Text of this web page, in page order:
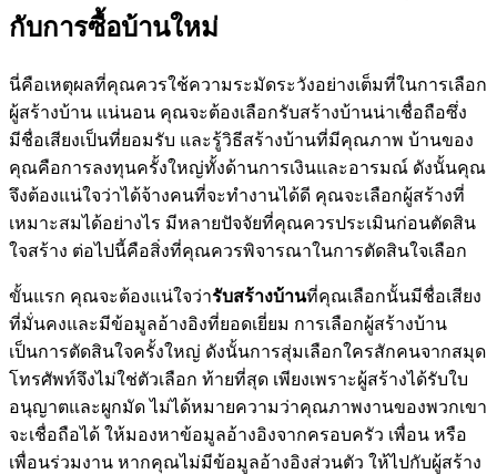
กับการซื้อบ้านใหม่
นี่คือเหตุผลที่คุณควรใช้ความระมัดระวังอย่างเต็มที่ในการเลือก
ผู้สร้างบ้าน แน่นอน คุณจะต้องเลือกรับสร้างบ้านน่าเชื่อถือซึ่ง
มีชื่อเสียงเป็นที่ยอมรับ และรู้วิธีสร้างบ้านที่มีคุณภาพ บ้านของ
คุณคือการลงทุนครั้งใหญ่ทั้งด้านการเงินและอารมณ์ ดังนั้นคุณ
จึงต้องแน่ใจว่าได้จ้างคนที่จะทำงานได้ดี คุณจะเลือกผู้สร้างที่
เหมาะสมได้อย่างไร มีหลายปัจจัยที่คุณควรประเมินก่อนตัดสิน
ใจสร้าง ต่อไปนี้คือสิ่งที่คุณควรพิจารณาในการตัดสินใจเลือก
ขั้นแรก คุณจะต้องแน่ใจว่ารับสร้างบ้านที่คุณเลือกนั้นมีชื่อเสียง
ที่มั่นคงและมีข้อมูลอ้างอิงที่ยอดเยี่ยม การเลือกผู้สร้างบ้าน
เป็นการตัดสินใจครั้งใหญ่ ดังนั้นการสุ่มเลือกใครสักคนจากสมุด
โทรศัพท์จึงไม่ใช่ตัวเลือก ท้ายที่สุด เพียงเพราะผู้สร้างได้รับใบ
อนุญาตและผูกมัด ไม่ได้หมายความว่าคุณภาพงานของพวกเขา
จะเชื่อถือได้ ให้มองหาข้อมูลอ้างอิงจากครอบครัว เพื่อน หรือ
เพื่อนร่วมงาน หากคุณไม่มีข้อมูลอ้างอิงส่วนตัว ให้ไปกับผู้สร้าง